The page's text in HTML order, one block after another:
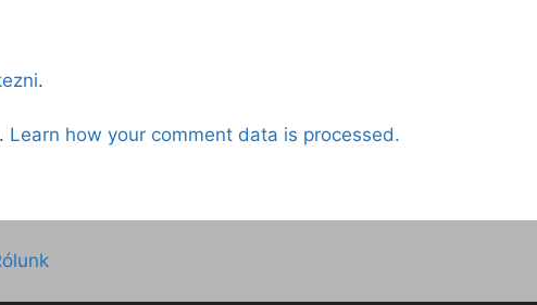
.
Learn how your comment data is processed.